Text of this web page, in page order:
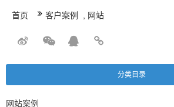
首页 客户案例 网站
分类目录
网站案例